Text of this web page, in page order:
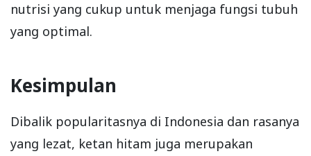
nutrisi yang cukup untuk menjaga fungsi tubuh
yang optimal.
Kesimpulan
Dibalik popularitasnya di Indonesia dan rasanya
yang lezat, ketan hitam juga merupakan